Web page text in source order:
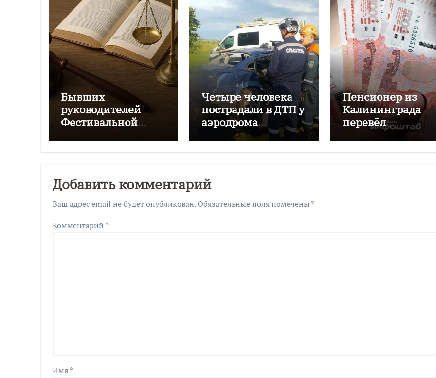
Бывших
руководителей
Фестивальной
Четыре человека
пострадали в ДТП у
аэродрома
Чкаловский
Пенсионер из
Калининграда
перевёл
мошенникам
Добавить комментарий
Ваш адрес email не будет опубликован. Обязательные поля помечены *
Комментарий *
Имя*